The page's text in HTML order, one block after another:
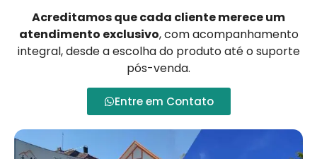
Acreditamos que cada cliente merece um
atendimento exclusivo, com acompanhamento
integral, desde a escolha do produto até o suporte
pós-venda.
Entre em Contato